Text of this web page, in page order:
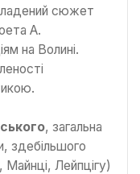
сюжет
А.
на Волині.
, загальна
здебільшого
Майнці, Лейпцігу)